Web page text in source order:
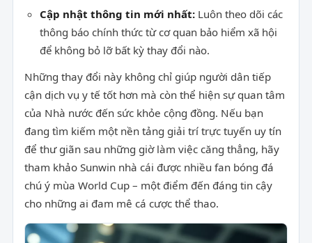
Cập nhật thông tin mới nhất: Luôn theo dõi các
thông báo chính thức từ cơ quan bảo hiểm xã hội
để không bỏ lỡ bất kỳ thay đổi nào.
Những thay đổi này không chỉ giúp người dân tiếp
cận dịch vụ y tế tốt hơn mà còn thể hiện sự quan tâm
của Nhà nước đến sức khỏe cộng đồng. Nếu bạn
đang tìm kiếm một nền tảng giải trí trực tuyến uy tín
để thư giãn sau những giờ làm việc căng thẳng, hãy
tham khảo Sunwin nhà cái được nhiều fan bóng đá
chú ý mùa World Cup – một điểm đến đáng tin cậy
cho những ai đam mê cá cược thể thao.